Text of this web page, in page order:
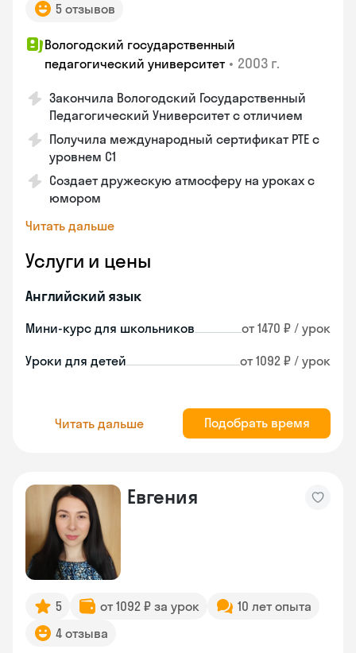
5 отзывов
Вологодский государственный
педагогический университет • 2003 г.
Закончила Вологодский Государственный
Педагогический Университет с отличием
Получила международный сертификат PTE с
уровнем C1
Создает дружескую атмосферу на уроках с
юмором
Читать дальше
Услуги и цены
Английский язык
Мини-курс для школьников от 1470 ₽ / урок
Уроки для детей от 1092 ₽ / урок
Читать дальше Подобрать время
Евгения
5 от 1092 ₽ за урок
10 лет опыта
4 отзыва